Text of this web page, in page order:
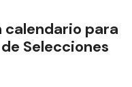
calendario para
Selecciones